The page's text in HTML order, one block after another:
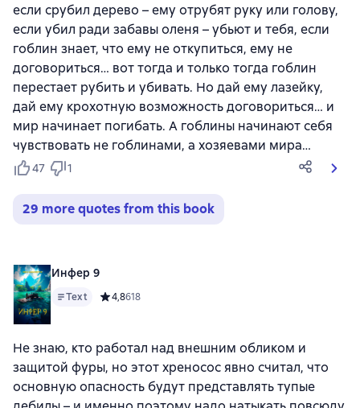
если срубил дерево – ему отрубят руку или голову,
если убил ради забавы оленя – убьют и тебя, если
гоблин знает, что ему не откупиться, ему не
договориться… вот тогда и только тогда гоблин
перестает рубить и убивать. Но дай ему лазейку,
дай ему крохотную возможность договориться… и
мир начинает погибать. А гоблины начинают себя
чувствовать не гоблинами, а хозяевами мира…
47 1
29 more quotes from this book
Инфер 9
Text Средний рейтинг 4,8 на основе 618 оценок
4,8618
Не знаю, кто работал над внешним обликом и
защитой фуры, но этот хреносос явно считал, что
основную опасность будут представлять тупые